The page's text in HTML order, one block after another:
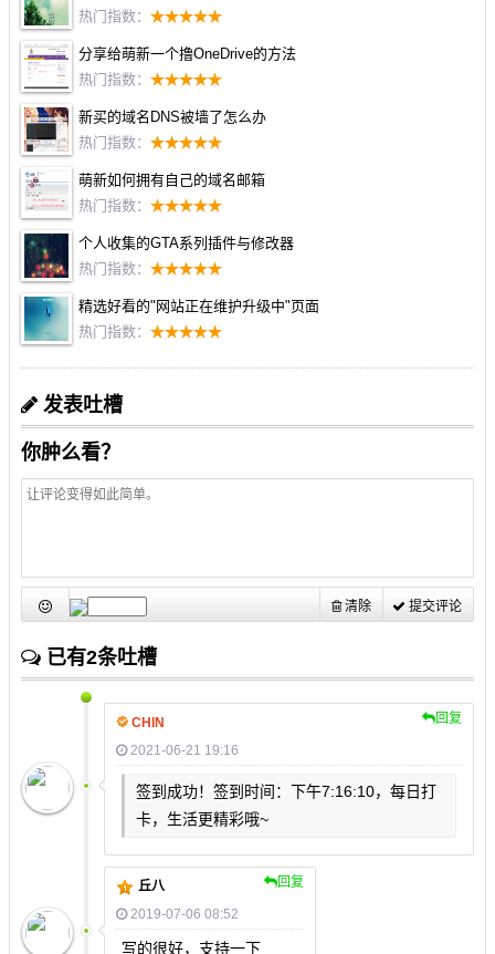
热门指数：
分享给萌新一个撸OneDrive的方法
热门指数：
新买的域名DNS被墙了怎么办
热门指数：
萌新如何拥有自己的域名邮箱
热门指数：
个人收集的GTA系列插件与修改器
热门指数：
精选好看的"网站正在维护升级中"页面
热门指数：
发表吐槽
你肿么看？
提交评论
清除
已有2条吐槽
CHIN
2021-06-21 19:16
回复
签到成功！签到时间：下午7:16:10，每日打
卡，生活更精彩哦~
丘八
2019-07-06 08:52
回复
写的很好，支持一下